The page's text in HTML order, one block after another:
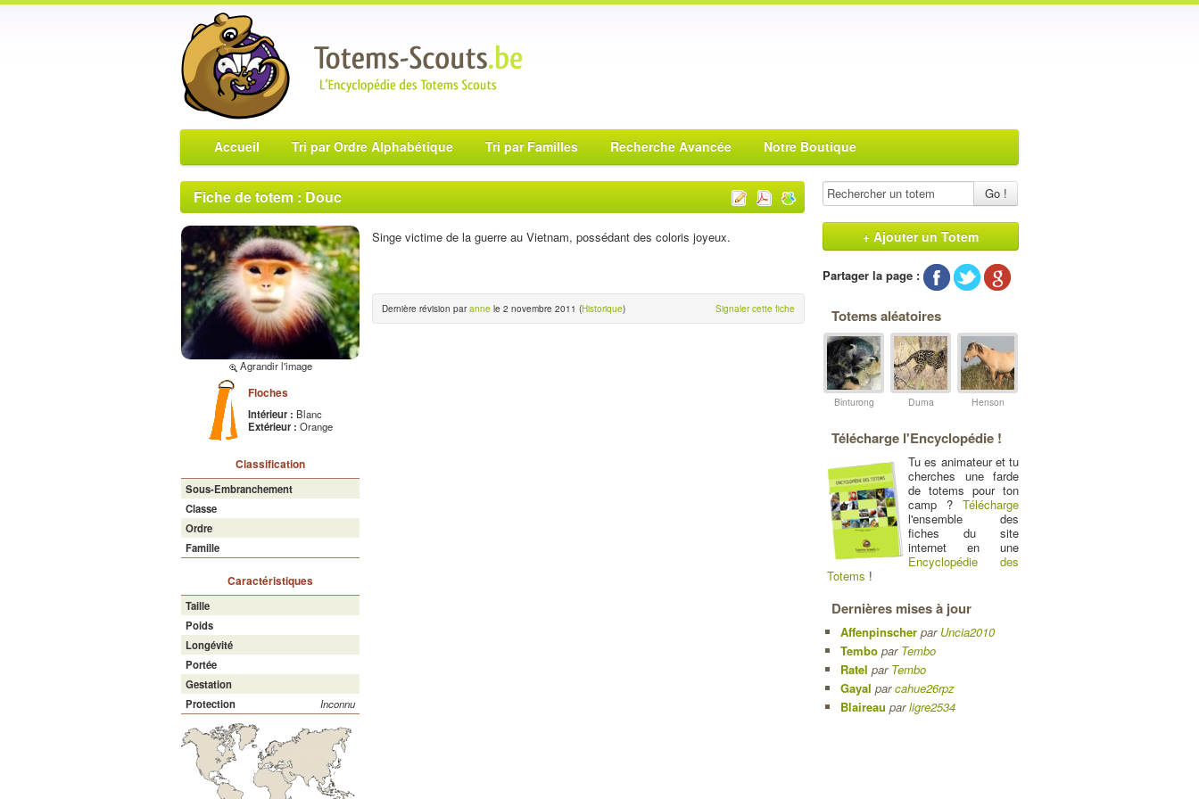
Accueil Tri par Ordre Alphabétique Tri par Familles Recherche Avancée Notre Boutique
Fiche de totem : Douc
Agrandir l'image
Floches
Intérieur : Blanc
Extérieur : Orange
Classification
Sous-Embranchement
Classe
Ordre
Famille
Caractéristiques
Taille
Poids
Longévité
Portée
Gestation
Protection
Inconnu
Singe victime de la guerre au Vietnam, possédant des coloris joyeux.
Dernière révision paranne le 2 novembre 2011 (Historique) Signaler cette fiche
Go !
+ Ajouter un Totem
Partager la page :
Totems aléatoires
Binturong Duma Henson
Télécharge l'Encyclopédie !
Tu es animateur et tu
cherches une farde
de totems pour ton
camp ? Télécharge
l'ensemble des
fiches du site
internet en une
Encyclopédie des
Totems !
Dernières mises à jour
Affenpinscher par Uncia2010
Tembo par Tembo
Ratel par Tembo
Gayal parcahue26rpz
Blaireau parligre2534